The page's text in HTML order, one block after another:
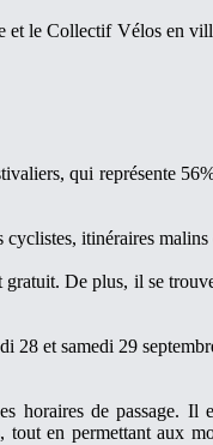
et le Collectif Vélos en
qui représente
itinéraires malins
De plus, il se
28 et samedi 29
de passage. Il
en permettant aux